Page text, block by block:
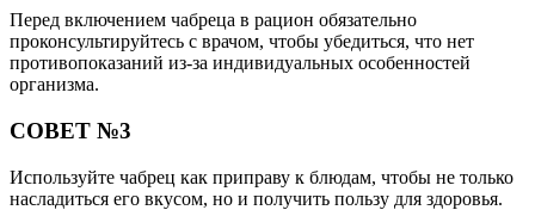
Перед включением чабреца в рацион обязательно
проконсультируйтесь с врачом, чтобы убедиться, что нет
противопоказаний из-за индивидуальных особенностей
организма.
СОВЕТ №3
Используйте чабрец как приправу к блюдам, чтобы не только
насладиться его вкусом, но и получить пользу для здоровья.